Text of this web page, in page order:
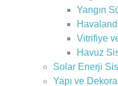
Yangın
Vitrifiye
Havuz
Solar Enerji
Yapı ve